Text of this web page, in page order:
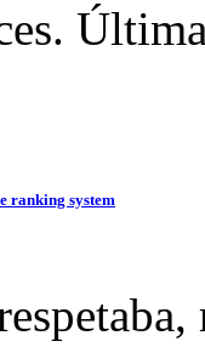
ranking system